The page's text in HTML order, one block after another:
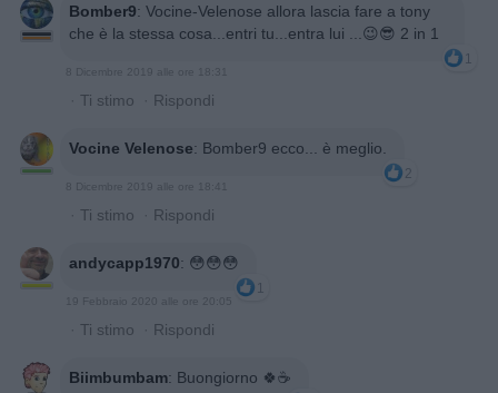
Bomber9: Vocine-Velenose allora lascia fare a tony
che è la stessa cosa...entri tu...entra lui ...😉😎 2 in 1
1
8 Dicembre 2019 alle ore 18:31
· Ti stimo · Rispondi
Vocine Velenose: Bomber9 ecco... è meglio.
2
8 Dicembre 2019 alle ore 18:41
· Ti stimo · Rispondi
andycapp1970: 😳😳😳
1
19 Febbraio 2020 alle ore 20:05
· Ti stimo · Rispondi
Biimbumbam: Buongiorno 🍀☕